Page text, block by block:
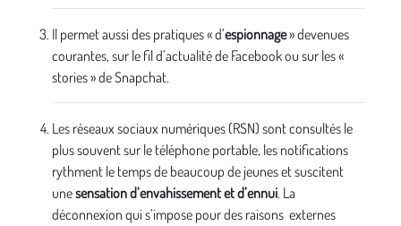
Il permet aussi des pratiques « d’espionnage» devenues
courantes, sur le fil d’actualité de Facebook ou sur les «
stories » de Snapchat.
Les réseaux sociaux numériques (RSN) sont consultés le
plus souvent sur le téléphone portable, les notifications
rythment le temps de beaucoup de jeunes et suscitent
unesensation d’envahissement et d’ennui. La
déconnexion qui s’impose pour des raisons externes